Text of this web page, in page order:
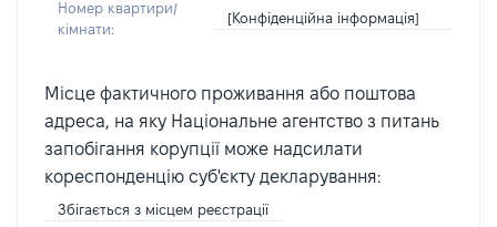
Номер квартири/
кімнати:
[Конфіденційна інформація]
Місце фактичного проживання або поштова
адреса, на яку Національне агентство з питань
запобігання корупції може надсилати
кореспонденцію суб'єкту декларування:
Збігається з місцем реєстрації